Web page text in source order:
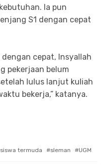
Ia pun
S1 dengan cepat
cepat, Insyallah
pekerjaan belum
lulus lanjut kuliah
bekerja,” katanya.
termuda sleman UGM